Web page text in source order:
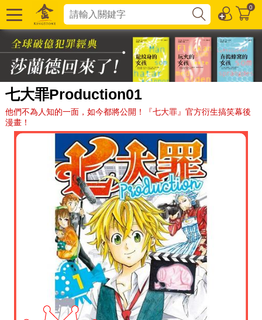
0
七大罪Production01
他們不為人知的一面，如今都將公開！『七大罪』官方衍生搞笑幕後
漫畫！